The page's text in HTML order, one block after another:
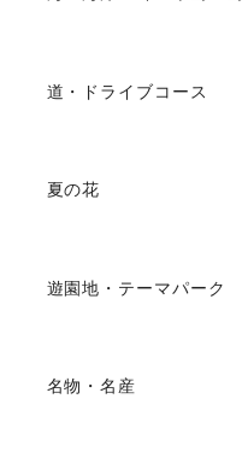
道・ドライブコース
夏の花
遊園地・テーマパーク
名物・名産